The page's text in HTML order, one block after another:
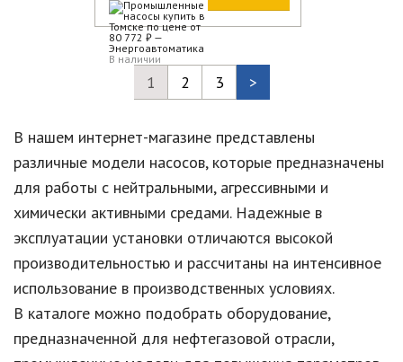
В наличии
1 2 3 >
В нашем интернет-магазине представлены
различные модели насосов, которые предназначены
для работы с нейтральными, агрессивными и
химически активными средами. Надежные в
эксплуатации установки отличаются высокой
производительностью и рассчитаны на интенсивное
использование в производственных условиях.
В каталоге можно подобрать оборудование,
предназначенной для нефтегазовой отрасли,